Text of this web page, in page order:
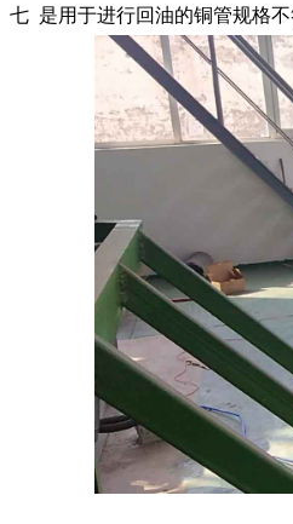
七 是用于进行回油的铜管规